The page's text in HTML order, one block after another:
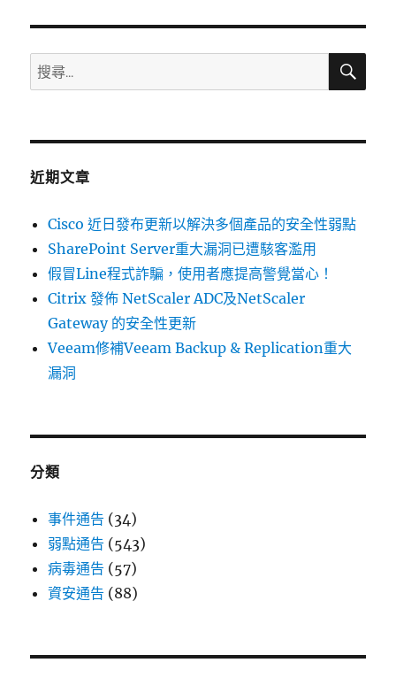
搜
尋
鍵
搜
近期文章
Cisco 近日發布更新以解決多個產品的安全性弱點
SharePoint Server重大漏洞已遭駭客濫用
假冒Line程式詐騙，使用者應提高警覺當心！
Citrix 發佈 NetScaler ADC及NetScaler
Gateway 的安全性更新
Veeam修補Veeam Backup & Replication重大
漏洞
分類
事件通告 (34)
弱點通告 (543)
病毒通告 (57)
資安通告 (88)